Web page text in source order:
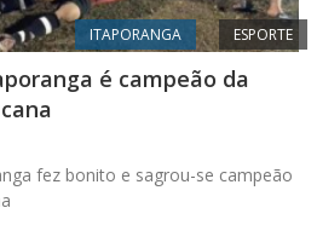
ITAPORANGA ESPORTE
é campeão da
fez bonito e sagrou-se campeão